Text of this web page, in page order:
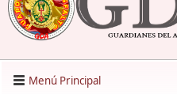
Menú Principal